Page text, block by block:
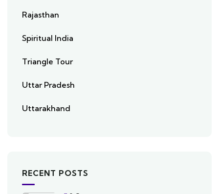
Rajasthan
Spiritual India
Triangle Tour
Uttar Pradesh
Uttarakhand
RECENT POSTS